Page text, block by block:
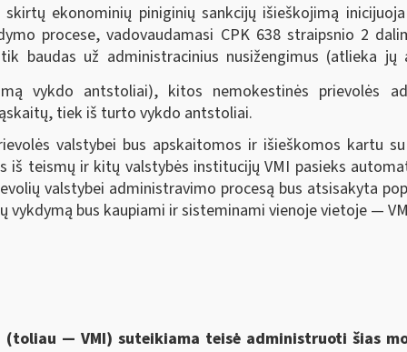
ekonominių piniginių sankcijų išieškojimą
procese, vadovaudamasi CPK 638 straipsnio 2
baudas už administracinius nusižengimus (atlieka
vykdo antstoliai), kitos nemokestinės prievolės
tiek iš turto vykdo antstoliai.
valstybei bus apskaitomos ir išieškomos kartu
iš teismų ir kitų valstybės institucijų VMI pasieks
valstybei administravimo procesą bus atsisakyta
vykdymą bus kaupiami ir sisteminami vienoje vietoje —
(toliau — VMI) suteikiama teisė administruoti šias